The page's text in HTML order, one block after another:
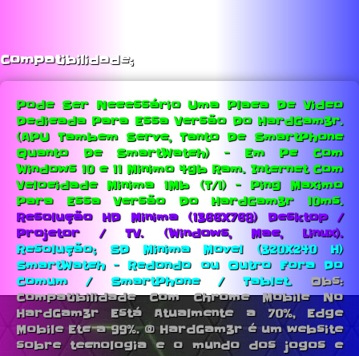
Compatibilidade;
Pode Ser Necessário Uma Placa De Video
Dedicada Para Essa Versão Do HardGam3r.
(APU Tambem Serve, Tanto De SmartPhone
Quanto De SmartWatch) - Em Pc Com
Windows 10 e 11 Minimo 4gb Ram. Internet Com
Velocidade Minima 1Mb (T/1) - Ping Maximo
Para Essa Versão Do HardGam3r 10ms.
Resolução HD Minima (1366X768) Desktop /
Projetor / TV. (Windows, Mac, Linux).
Resolução; SD Minima Movel (320X240 H)
SmartWatch - Redondo ou Outro Fora Do
Comum / SmartPhone / Tablet.Obs:
Compatibilidade Com Chrome Mobile No
HardGam3r Está Atualmente a 70%, Edge
Mobile Etc a 99%. © HardGam3r é um website
sobre tecnologia e o mundo dos jogos e